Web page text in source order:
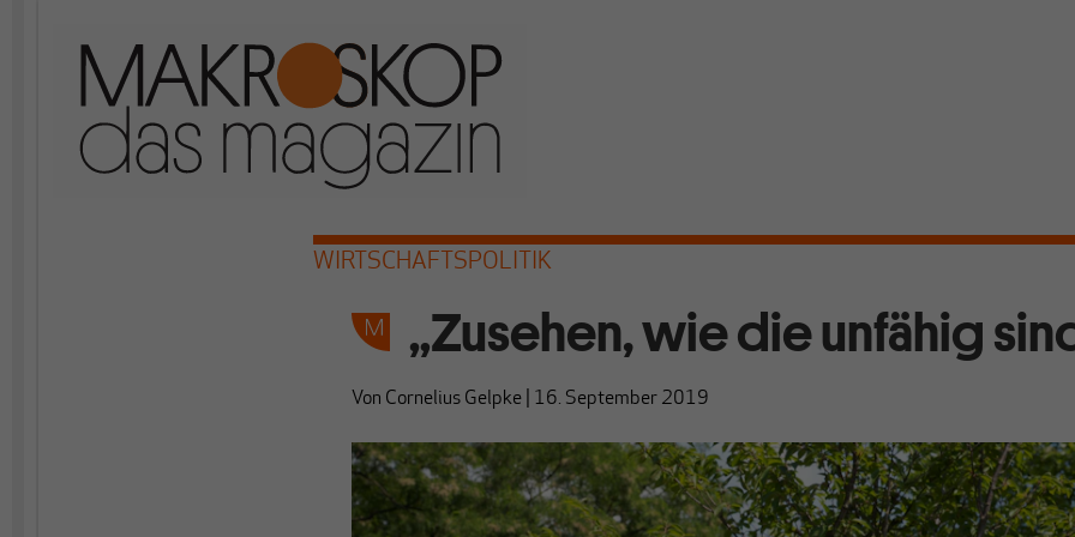
WIRTSCHAFTSPOLITIK
„Zusehen, wie die unfähig
Von Cornelius Gelpke 16. September 2019